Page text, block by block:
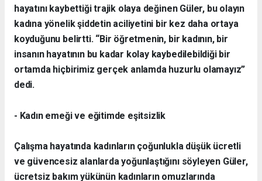
hayatını kaybettiği trajik olaya değinen Güler, bu olayın
kadına yönelik şiddetin aciliyetini bir kez daha ortaya
koyduğunu belirtti. “Bir öğretmenin, bir kadının, bir
insanın hayatının bu kadar kolay kaybedilebildiği bir
ortamda hiçbirimiz gerçek anlamda huzurlu olamayız”
dedi.
- Kadın emeği ve eğitimde eşitsizlik
Çalışma hayatında kadınların çoğunlukla düşük ücretli
ve güvencesiz alanlarda yoğunlaştığını söyleyen Güler,
ücretsiz bakım yükünün kadınların omuzlarında